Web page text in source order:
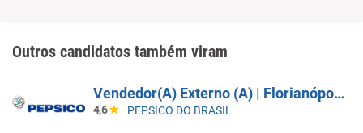
Outros candidatos também viram
Vendedor(A) Externo (A) | Florianópolis, São Jose, Palhoça
4,6 PEPSICO DO BRASIL